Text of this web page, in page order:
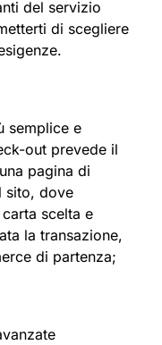
del servizio
di scegliere
semplice e
out prevede il
pagina di
sito, dove
scelta e
la transazione,
di partenza;